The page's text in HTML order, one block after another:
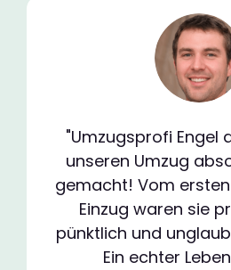
"Umzugsprofi Engel
unseren Umzug
gemacht! Vom
Einzug waren sie
pünktlich und
Ein echter